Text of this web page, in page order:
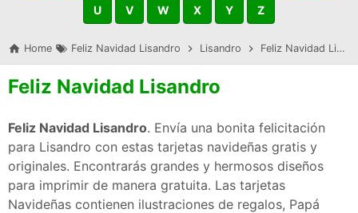
U V W X Y Z
Home Feliz Navidad Lisandro Lisandro Feliz Navidad Lisandro
Feliz Navidad Lisandro
Feliz Navidad Lisandro. Envía una bonita felicitación
para Lisandro con estas tarjetas navideñas gratis y
originales. Encontrarás grandes y hermosos diseños
para imprimir de manera gratuita. Las tarjetas
Navideñas contienen ilustraciones de regalos, Papá